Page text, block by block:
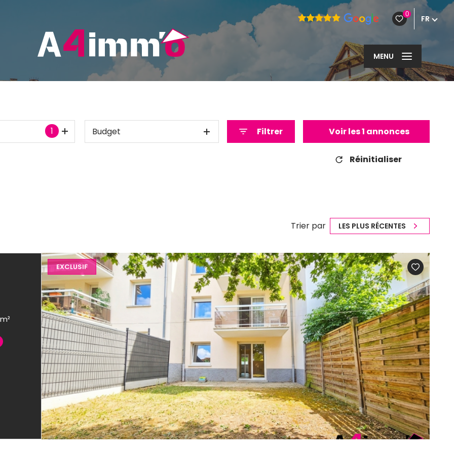
0 FR
MENU
1 Budget Filtrer Voir les1 annonces
Réinitialiser
Trier par LES PLUS RÉCENTES
EXCLUSIF
Appartement 3 pièce(s) 2 chambre(s) 64.96 m²